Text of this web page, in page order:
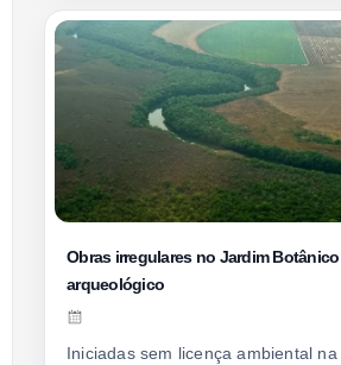
Obras irregulares no Jardim
arqueológico
Iniciadas sem licença ambiental na